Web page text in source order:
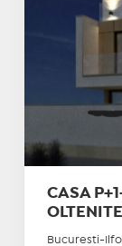
CASA
OLTENITEI
Bucuresti-